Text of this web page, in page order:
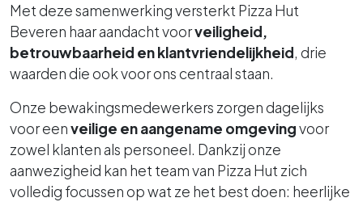
Met deze samenwerking versterkt Pizza Hut
Beveren haar aandacht voorveiligheid,
betrouwbaarheid en klantvriendelijkheid, drie
waarden die ook voor ons centraal staan.
Onze bewakingsmedewerkers zorgen dagelijks
voor eenveilige en aangename omgevingvoor
zowel klanten als personeel. Dankzij onze
aanwezigheid kan het team van Pizza Hut zich
volledig focussen op wat ze het best doen: heerlijke